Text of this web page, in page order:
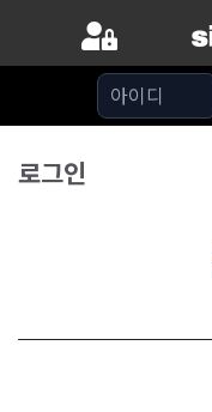
아이디
로그인